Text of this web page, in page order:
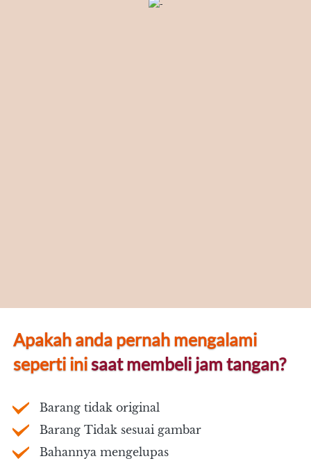
Apakah anda pernah mengalami
seperti ini saat membeli jam tangan?
Barang tidak original
Barang Tidak sesuai gambar
Bahannya mengelupas